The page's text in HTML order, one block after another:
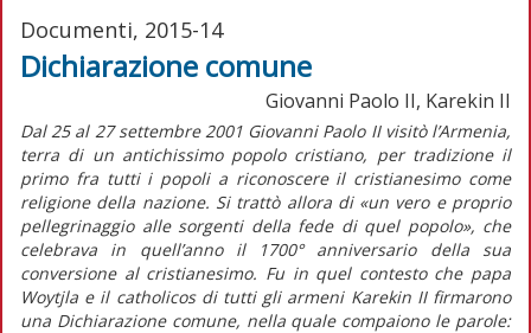
Documenti, 2015-14
Dichiarazione comune
Giovanni Paolo II, Karekin II
Dal 25 al 27 settembre 2001 Giovanni Paolo II visitò l’Armenia,
terra di un antichissimo popolo cristiano, per tradizione il
primo fra tutti i popoli a riconoscere il cristianesimo come
religione della nazione. Si trattò allora di «un vero e proprio
pellegrinaggio alle sorgenti della fede di quel popolo», che
celebrava in quell’anno il 1700° anniversario della sua
conversione al cristianesimo. Fu in quel contesto che papa
Woytjla e il catholicos di tutti gli armeni Karekin II firmarono
una Dichiarazione comune, nella quale compaiono le parole: